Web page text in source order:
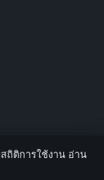
ถิติการใช้งาน อ่าน